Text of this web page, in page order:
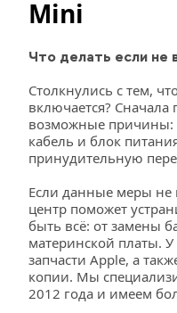
Mini
Что делать если не
Столкнулись с тем,
включается? Сначала
возможные причины:
кабель и блок
принудительную
Если данные меры
центр поможет
быть всё: от замены
материнской платы.
запчасти Apple, а
копии. Мы
2012 года и имеем